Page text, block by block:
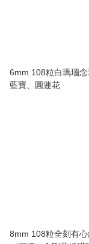
6mm 108粒白瑪瑙
藍寶、圓蓮花
8mm 108粒全刻有